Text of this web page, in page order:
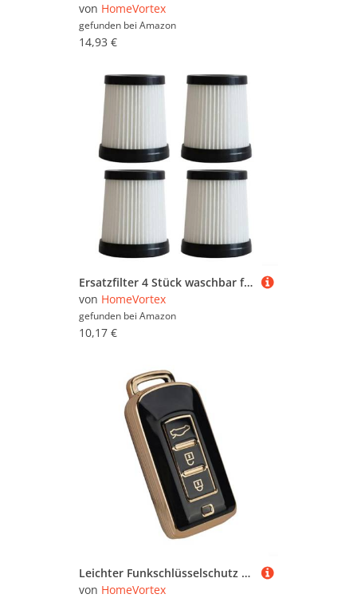
von HomeVortex
gefunden bei Amazon
14,93 €
Ersatzfilter 4 Stück waschbar für DUMOS Akku-Staubsauger geeignet für regelmäßigen Gebrauch zur Aufrechterhaltung der Vakuumeffizienz
von HomeVortex
gefunden bei Amazon
10,17 €
Leichter Funkschlüsselschutz aus TPU für Outlander, Lancer und andere Autos (schwarz)
von HomeVortex